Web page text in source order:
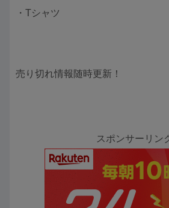
・Tシャツ
売り切れ情報随時更新！
スポンサーリン